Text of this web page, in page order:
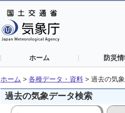
ホーム 防災
ホーム > 各種データ・資料 > 過去の気
過去の気象データ検索